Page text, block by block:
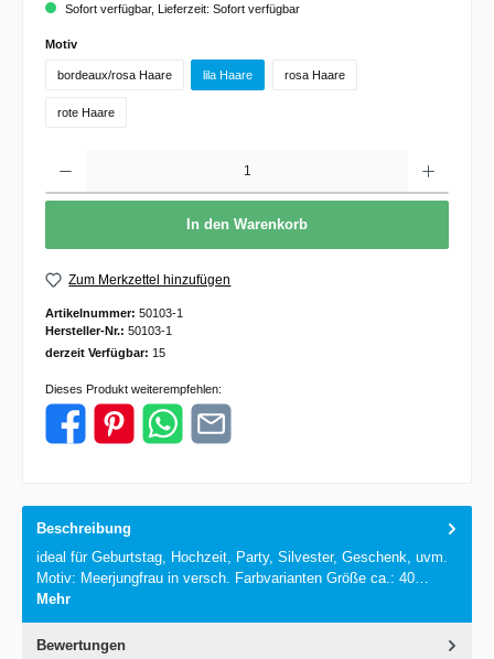
Sofort verfügbar, Lieferzeit: Sofort verfügbar
Motiv
bordeaux/rosa Haare lila Haare rosa Haare
rote Haare
In den Warenkorb
Zum Merkzettel hinzufügen
Artikelnummer: 50103-1
Hersteller-Nr.: 50103-1
derzeit Verfügbar: 15
Dieses Produkt weiterempfehlen:
Beschreibung
ideal für Geburtstag, Hochzeit, Party, Silvester, Geschenk, uvm.
Motiv: Meerjungfrau in versch. Farbvarianten Größe ca.: 40…
Mehr
Bewertungen